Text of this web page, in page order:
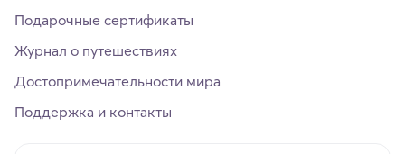
Подарочные сертификаты
Журнал о путешествиях
Достопримечательности мира
Поддержка и контакты